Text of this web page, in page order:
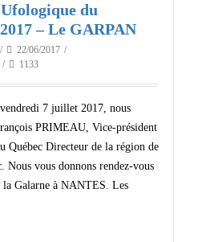
du
– Le GARPAN
22/06/2017
1133
7 juillet 2017, nous
PRIMEAU, Vice-président
Québec Directeur de la région de
Nous vous donnons rendez-vous
Galarne à NANTES. Les